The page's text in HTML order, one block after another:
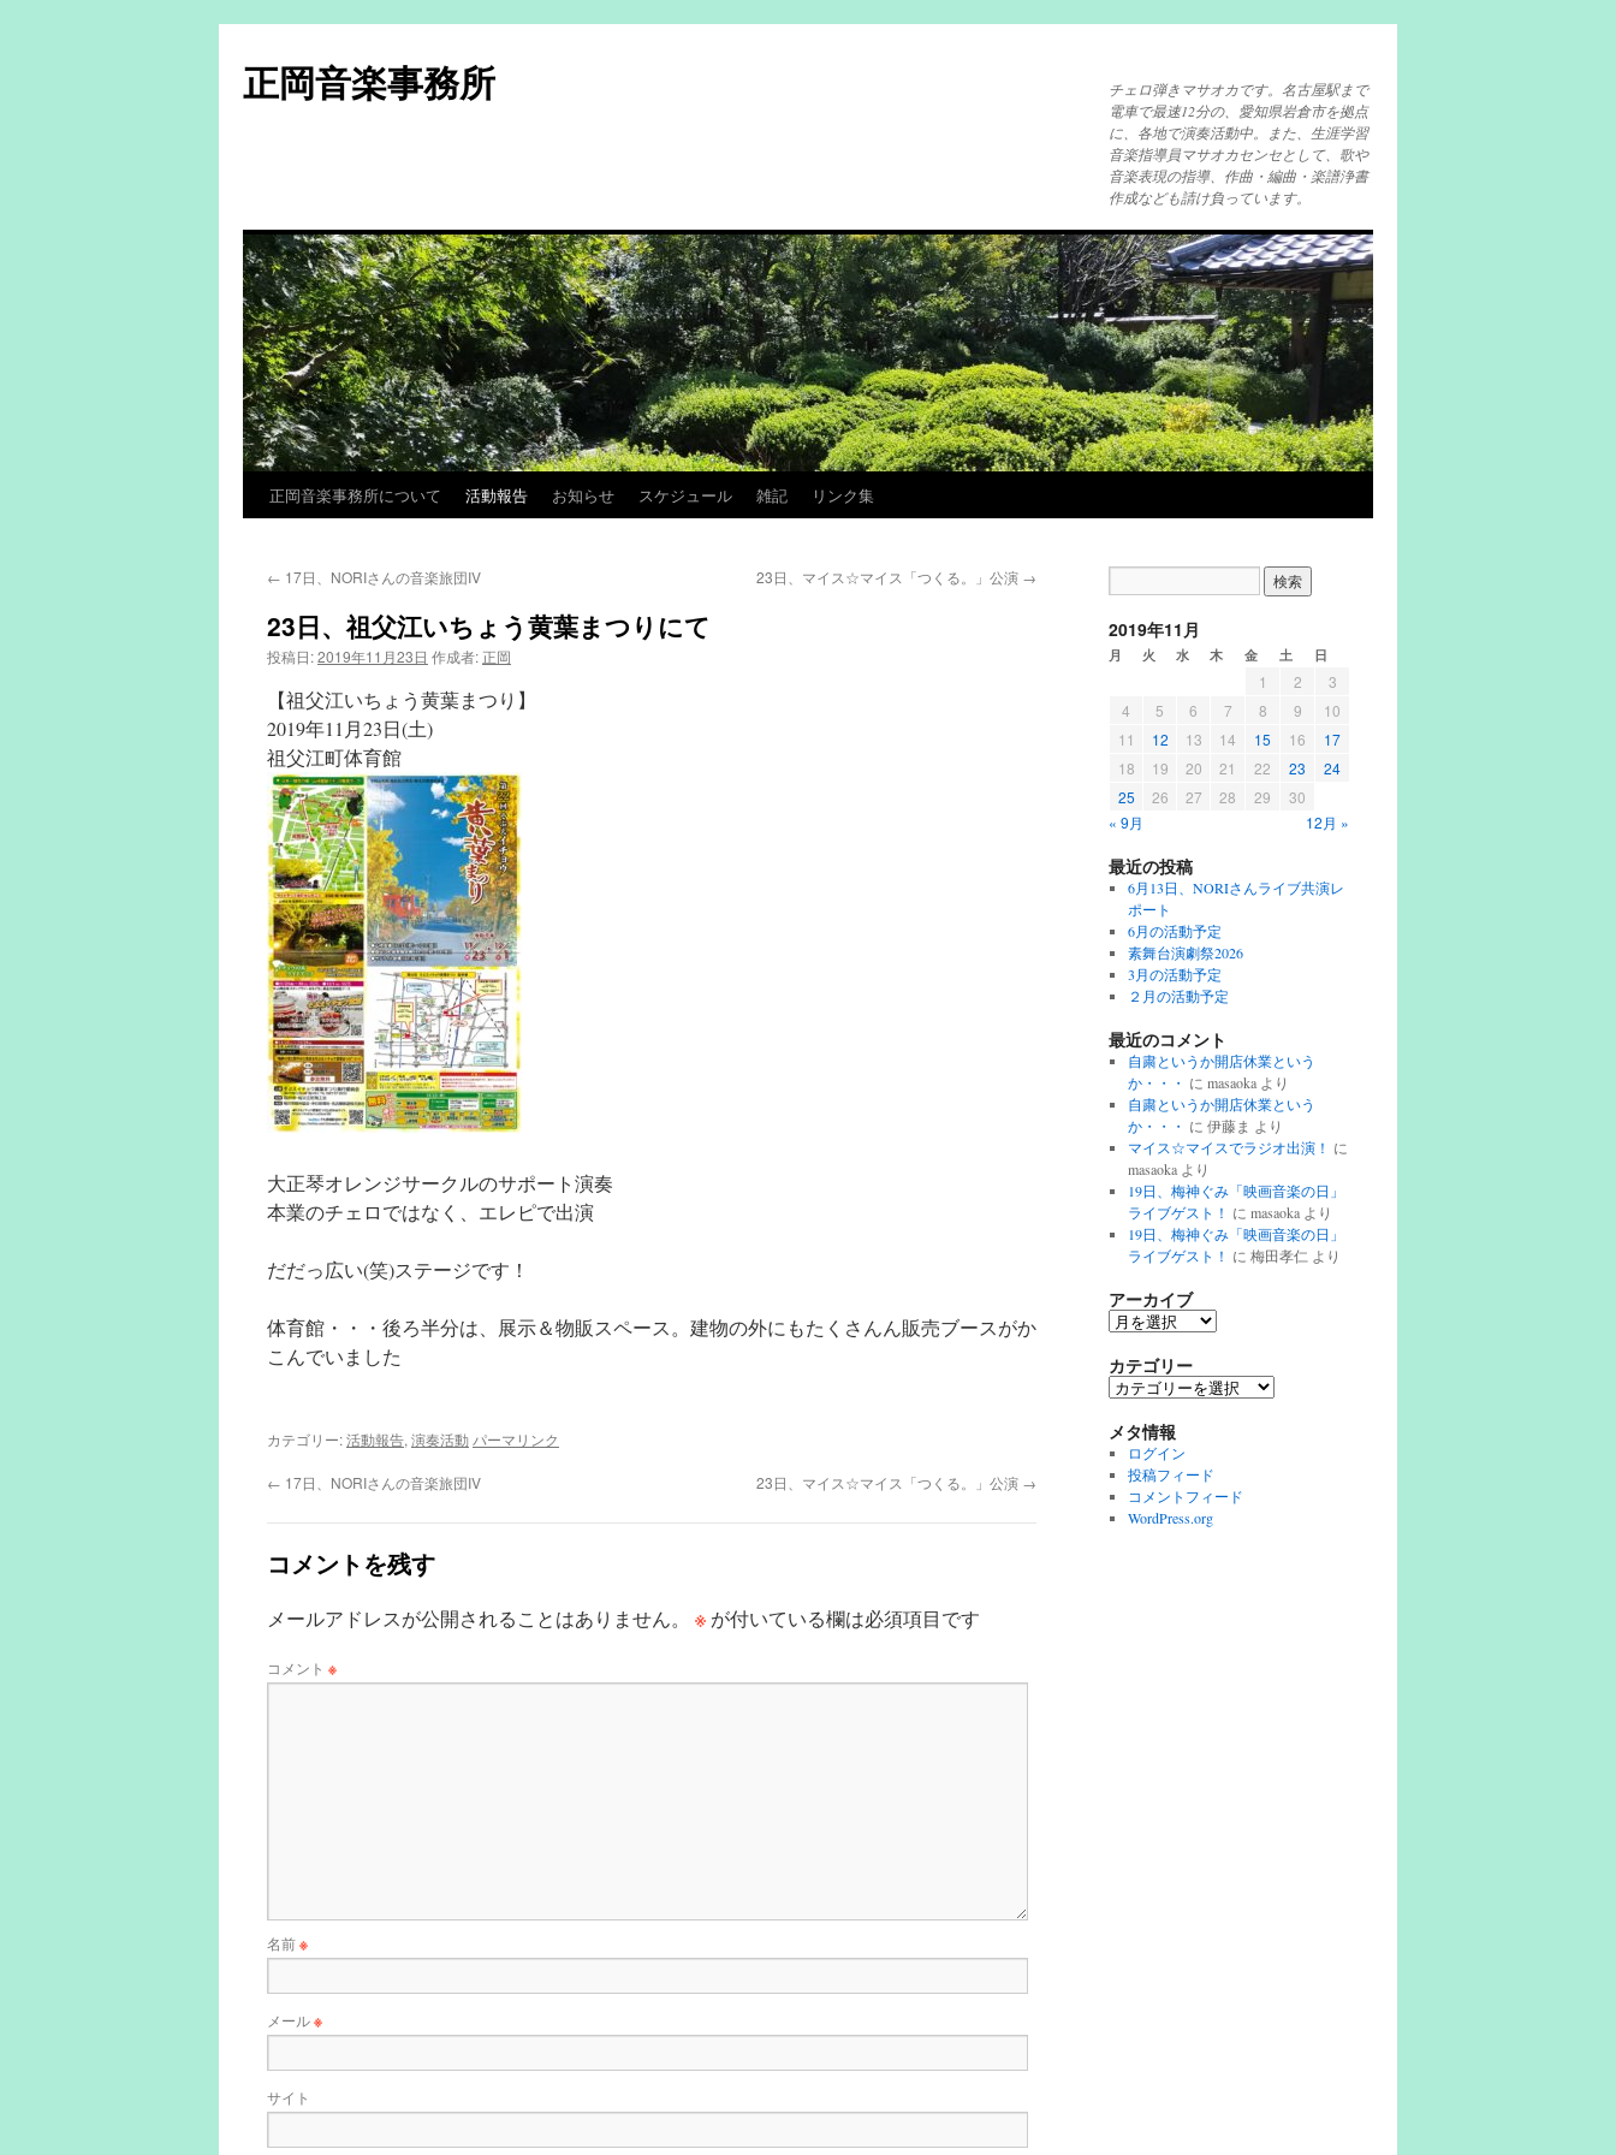
テ
ン
プ
正岡音楽事務所
チェロ弾きマサオカです。名古屋駅まで
電車で最速12分の、愛知県岩倉市を拠点
に、各地で演奏活動中。また、生涯学習
音楽指導員マサオカセンセとして、歌や
音楽表現の指導、作曲・編曲・楽譜浄書
作成なども請け負っています。
正岡音楽事務所について 活動報告 お知らせ スケジュール 雑記 リンク集
← 17日、NORIさんの音楽旅団IV 23日、マイス☆マイス「つくる。」公演 →
23日、祖父江いちょう黄葉まつりにて
投稿日:2019年11月23日 作成者: 正岡
【祖父江いちょう黄葉まつり】
2019年11月23日(土)
祖父江町体育館
大正琴オレンジサークルのサポート演奏
本業のチェロではなく、エレピで出演
だだっ広い(笑)ステージです！
体育館・・・後ろ半分は、展示＆物販スペース。建物の外にもたくさんん販売ブースがか
こんでいました
カテゴリー:活動報告, 演奏活動 パーマリンク
← 17日、NORIさんの音楽旅団IV 23日、マイス☆マイス「つくる。」公演 →
コメントを残す
メールアドレスが公開されることはありません。 ※ が付いている欄は必須項目です
コメント ※
名前※
メール※
サイト
2019年11月
月 火 水 木 金 土 日
1 2
3
4
5 6 7 8 9
10
11
12 13 14 15 16
17
18
19 20 21 22 23
24
25
26 27 28 29
30
« 9月
12月 »
最近の投稿
6月13日、NORIさんライブ共演レ
ポート
6月の活動予定
素舞台演劇祭2026
3月の活動予定
２月の活動予定
最近のコメント
自粛というか開店休業という
か・・・ に masaokaより
自粛というか開店休業という
か・・・ に 伊藤ま より
マイス☆マイスでラジオ出演！ に
masaokaより
19日、梅神ぐみ「映画音楽の日」
ライブゲスト！ に masaokaより
19日、梅神ぐみ「映画音楽の日」
ライブゲスト！ に 梅田孝仁 より
アーカイブ
ア
カ
イ
カテゴリー
カ
ゴ
リ
ー
メタ情報
ログイン
投稿フィード
コメントフィード
WordPress.org